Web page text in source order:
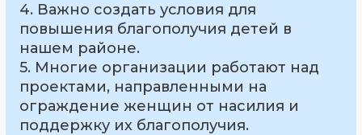
4. Важно создать условия для
повышения благополучия детей в
нашем районе.
5. Многие организации работают над
проектами, направленными на
ограждение женщин от насилия и
поддержку их благополучия.